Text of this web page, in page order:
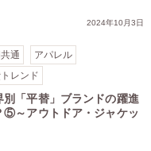
2024年10月3日
通
アパレル
レンド
別「平替」ブランドの躍進
⑤～アウトドア・ジャケッ